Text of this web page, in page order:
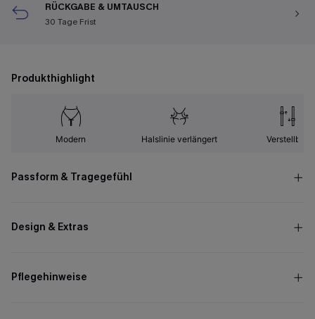
RÜCKGABE & UMTAUSCH
30 Tage Frist
Produkthighlight
Modern Halslinie verlängert Verstellbar
Passform & Tragegefühl
Design & Extras
Pflegehinweise